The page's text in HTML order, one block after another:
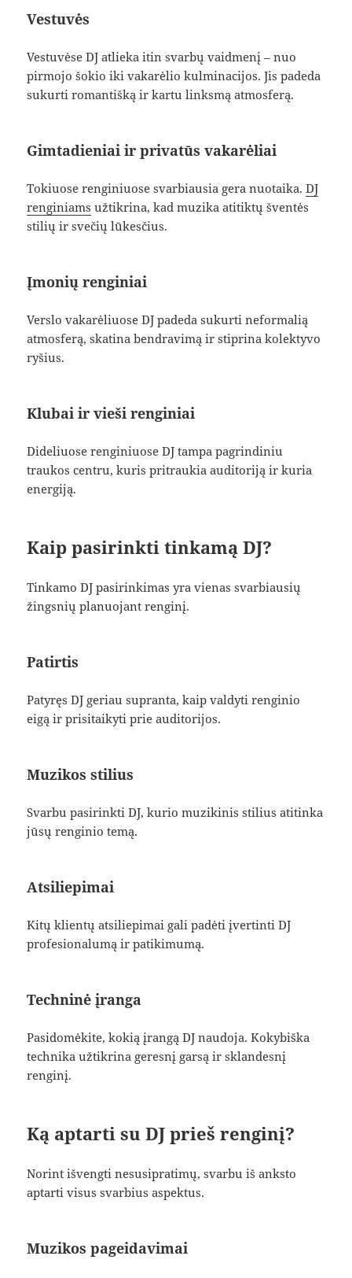
Vestuvės
Vestuvėse DJ atlieka itin svarbų vaidmenį – nuo
pirmojo šokio iki vakarėlio kulminacijos. Jis padeda
sukurti romantišką ir kartu linksmą atmosferą.
Gimtadieniai ir privatūs vakarėliai
Tokiuose renginiuose svarbiausia gera nuotaika.DJ
renginiams užtikrina, kad muzika atitiktų šventės
stilių ir svečių lūkesčius.
Įmonių renginiai
Verslo vakarėliuose DJ padeda sukurti neformalią
atmosferą, skatina bendravimą ir stiprina kolektyvo
ryšius.
Klubai ir vieši renginiai
Dideliuose renginiuose DJ tampa pagrindiniu
traukos centru, kuris pritraukia auditoriją ir kuria
energiją.
Kaip pasirinkti tinkamą DJ?
Tinkamo DJ pasirinkimas yra vienas svarbiausių
žingsnių planuojant renginį.
Patirtis
Patyręs DJ geriau supranta, kaip valdyti renginio
eigą ir prisitaikyti prie auditorijos.
Muzikos stilius
Svarbu pasirinkti DJ, kurio muzikinis stilius atitinka
jūsų renginio temą.
Atsiliepimai
Kitų klientų atsiliepimai gali padėti įvertinti DJ
profesionalumą ir patikimumą.
Techninė įranga
Pasidomėkite, kokią įrangą DJ naudoja. Kokybiška
technika užtikrina geresnį garsą ir sklandesnį
renginį.
Ką aptarti su DJ prieš renginį?
Norint išvengti nesusipratimų, svarbu iš anksto
aptarti visus svarbius aspektus.
Muzikos pageidavimai